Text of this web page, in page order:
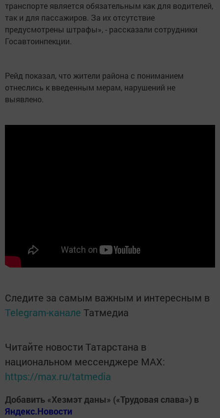
транспорте является обязательным как для водителей,
так и для пассажиров. За их отсутствие
предусмотрены штрафы», - рассказали сотрудники
Госавтоинпекции.
Рейд показал, что жители района с пониманием
отнеслись к введенным мерам, нарушений не
выявлено.
Следите за самым важным и интересным в
Telegram-канале Татмедиа
Читайте новости Татарстана в
национальном мессенджере MАХ:
https://max.ru/tatmedia
Добавить «Хезмэт даны» («Трудовая слава») в
Яндекс.Новости